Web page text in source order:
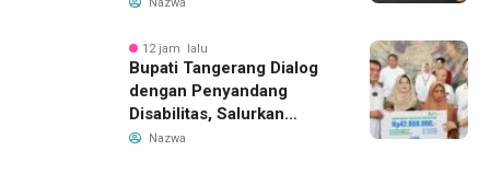
Bandung-Denpasar
12 jam lalu
Bupati Tangerang Dialog
dengan Penyandang
Disabilitas, Salurkan
Bantuan dan Tampung
Nazwa